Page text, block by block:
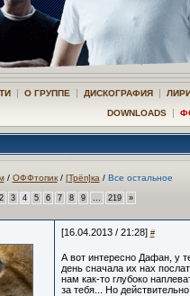
| О ГРУППЕ | ДИСКОГРАФИЯ |
DOWNLOADS |
/ ОФФтопик/ [Трёп]ка / Все остальное
2 3 4 5 6 7 8 9 ... 219 »
[16.04.2013 / 21:28] #
А вот интересно Дафан, у
день сначала их нах
нам как-то глубоко
за тебя... Но